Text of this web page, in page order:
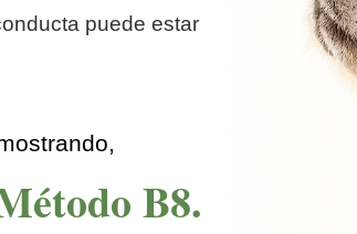
puede estar
B8.